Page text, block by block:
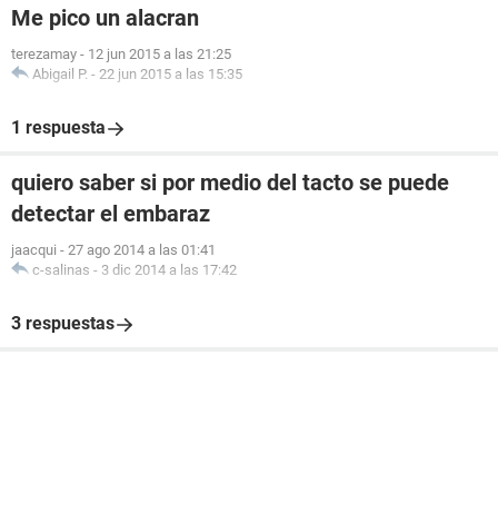
Me pico un alacran
terezamay - 12 jun 2015 a las 21:25
Abigail P. - 22 jun 2015 a las 15:35
1 respuesta
quiero saber si por medio del tacto se puede
detectar el embaraz
jaacqui - 27 ago 2014 a las 01:41
c-salinas - 3 dic 2014 a las 17:42
3 respuestas